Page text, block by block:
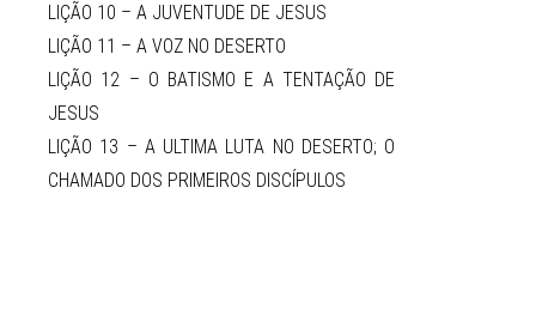
LIÇÃO 10 – A JUVENTUDE DE JESUS
LIÇÃO 11 – A VOZ NO DESERTO
LIÇÃO 12 – O BATISMO E A TENTAÇÃO DE
JESUS
LIÇÃO 13 – A ULTIMA LUTA NO DESERTO; O
CHAMADO DOS PRIMEIROS DISCÍPULOS